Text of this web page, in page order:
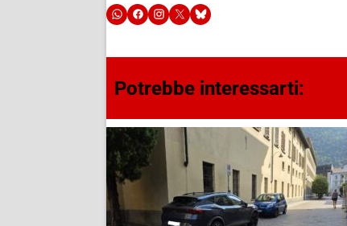
Potrebbe interessarti: